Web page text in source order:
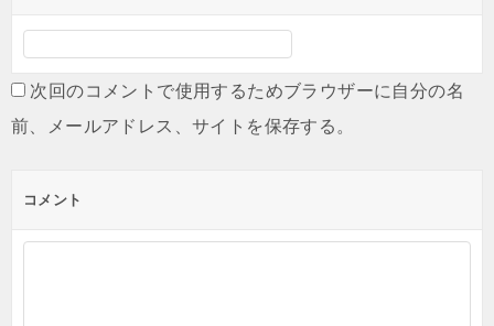
次回のコメントで使用するためブラウザーに自分の名
前、メールアドレス、サイトを保存する。
コメント